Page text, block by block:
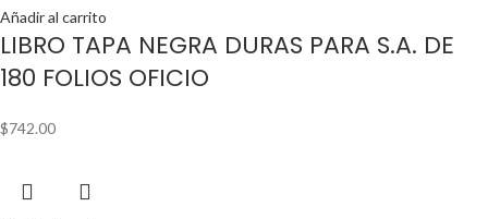
Añadir al carrito
LIBRO TAPA NEGRA DURAS PARA S.A. DE
180 FOLIOS OFICIO
$742.00